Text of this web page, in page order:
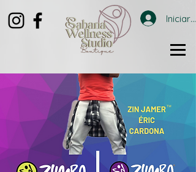
Iniciar